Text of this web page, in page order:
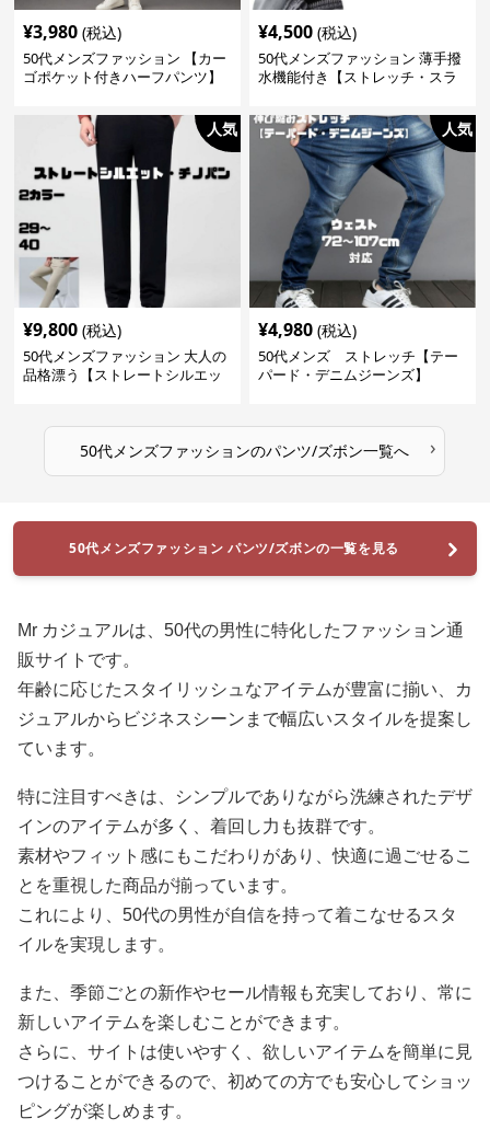
¥3,980 (税込)
50代メンズファッション 【カー
ゴポケット付きハーフパンツ】
¥4,500 (税込)
50代メンズファッション 薄手撥
水機能付き【ストレッチ・スラ
人気
¥9,800 (税込)
50代メンズファッション 大人の
品格漂う【ストレートシルエッ
人気
¥4,980 (税込)
50代メンズ ストレッチ【テー
パード・デニムジーンズ】
50代メンズファッションのパンツ/ズボン一覧へ ›
50代メンズファッション パンツ/ズボンの一覧を見る
Mr カジュアルは、50代の男性に特化したファッション通
販サイトです。
年齢に応じたスタイリッシュなアイテムが豊富に揃い、カ
ジュアルからビジネスシーンまで幅広いスタイルを提案し
ています。
特に注目すべきは、シンプルでありながら洗練されたデザ
インのアイテムが多く、着回し力も抜群です。
素材やフィット感にもこだわりがあり、快適に過ごせるこ
とを重視した商品が揃っています。
これにより、50代の男性が自信を持って着こなせるスタ
イルを実現します。
また、季節ごとの新作やセール情報も充実しており、常に
新しいアイテムを楽しむことができます。
さらに、サイトは使いやすく、欲しいアイテムを簡単に見
つけることができるので、初めての方でも安心してショッ
ピングが楽しめます。